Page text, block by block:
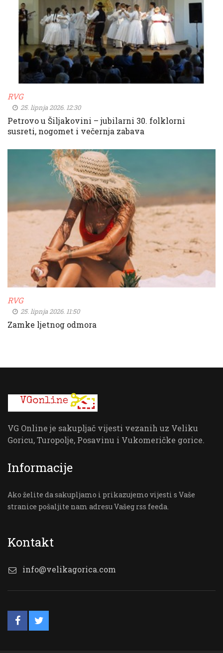
RVG
25. lipnja 2026. 12:30
Petrovo u Šiljakovini – jubilarni 30. folklorni
susreti, nogomet i večernja zabava
RVG
25. lipnja 2026. 11:50
Zamke ljetnog odmora
VG Online je sakupljač vijesti vezanih uz Veliku
Goricu, Turopolje, Posavinu i Vukomeričke gorice.
Informacije
Ako želite da sakupljamo i prikazujemo vijesti s Vaše
stranice pošaljite nam adresu Vašeg rss feeda.
Kontakt
info@velikagorica.com